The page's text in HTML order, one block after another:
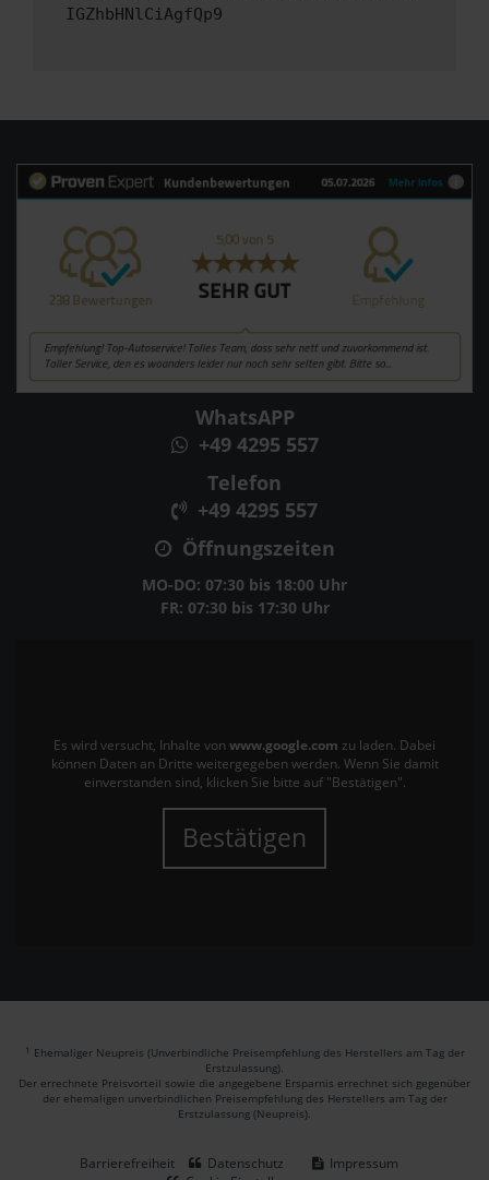
IGZhbHNlCiAgfQp9
WhatsAPP
+49 4295 557
Telefon
+49 4295 557
Öffnungszeiten
MO-DO: 07:30 bis 18:00 Uhr
FR: 07:30 bis 17:30 Uhr
Es wird versucht, Inhalte von www.google.com zu laden. Dabei
können Daten an Dritte weitergegeben werden. Wenn Sie damit
einverstanden sind, klicken Sie bitte auf "Bestätigen".
Bestätigen
1 Ehemaliger Neupreis (Unverbindliche Preisempfehlung des Herstellers am Tag der
Erstzulassung).
Der errechnete Preisvorteil sowie die angegebene Ersparnis errechnet sich gegenüber
der ehemaligen unverbindlichen Preisempfehlung des Herstellers am Tag der
Erstzulassung (Neupreis).
Barrierefreiheit Datenschutz
Impressum